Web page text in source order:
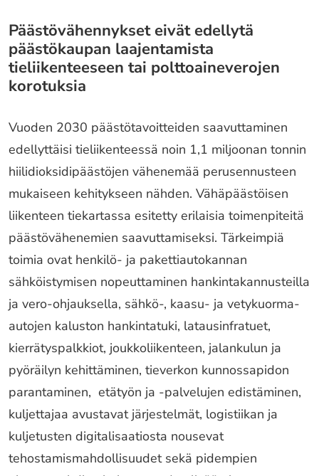
Päästövähennykset eivät edellytä
päästökaupan laajentamista
tieliikenteeseen tai polttoaineverojen
korotuksia
Vuoden 2030 päästötavoitteiden saavuttaminen
edellyttäisi tieliikenteessä noin 1,1 miljoonan tonnin
hiilidioksidipäästöjen vähenemää perusennusteen
mukaiseen kehitykseen nähden. Vähäpäästöisen
liikenteen tiekartassa esitetty erilaisia toimenpiteitä
päästövähenemien saavuttamiseksi. Tärkeimpiä
toimia ovat henkilö- ja pakettiautokannan
sähköistymisen nopeuttaminen hankintakannusteilla
ja vero-ohjauksella, sähkö-, kaasu- ja vetykuorma-
autojen kaluston hankintatuki, latausinfratuet,
kierrätyspalkkiot, joukkoliikenteen, jalankulun ja
pyöräilyn kehittäminen, tieverkon kunnossapidon
parantaminen, etätyön ja -palvelujen edistäminen,
kuljettajaa avustavat järjestelmät, logistiikan ja
kuljetusten digitalisaatiosta nousevat
tehostamismahdollisuudet sekä pidempien